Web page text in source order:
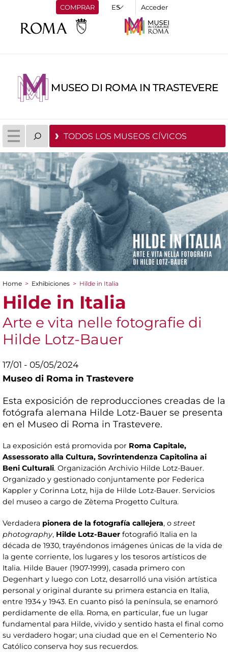
COMPRAR Acceder
MUSEO DI ROMA IN TRASTEVERE
TODOS LOS MUSEOS CÍVICOS
You are here
Home > Exhibiciones > Hilde in Italia
Hilde in Italia
Arte e vita nelle fotografie di
Hilde Lotz-Bauer
17/01 - 05/05/2024
Museo di Roma in Trastevere
Esta exposición de reproducciones creadas de la
fotógrafa alemana Hilde Lotz-Bauer se presenta
en el Museo di Roma in Trastevere.
La exposición está promovida por Roma Capitale,
Assessorato alla Cultura, Sovrintendenza Capitolina ai
Beni Culturali. Organización Archivio Hilde Lotz-Bauer.
Organizado y gestionado conjuntamente por Federica
Kappler y Corinna Lotz, hija de Hilde Lotz-Bauer. Servicios
del museo a cargo de Zètema Progetto Cultura.
Verdadera pionera de la fotografía callejera, o street
photography, Hilde Lotz-Bauer fotografió Italia en la
década de 1930, trayéndonos imágenes únicas de la vida de
la gente corriente, los lugares y los tesoros artísticos de
Italia. Hilde Bauer (1907-1999), casada primero con
Degenhart y luego con Lotz, desarrolló una visión artística
personal y original durante su primera estancia en Italia,
entre 1934 y 1943. En cuanto pisó la península, se enamoró
perdidamente de ella. Roma, en particular, fue un lugar
fundamental para Hilde, vivido y sentido hasta el final como
su verdadero hogar; una ciudad que en el Cementerio No
Católico conserva hoy sus recuerdos.